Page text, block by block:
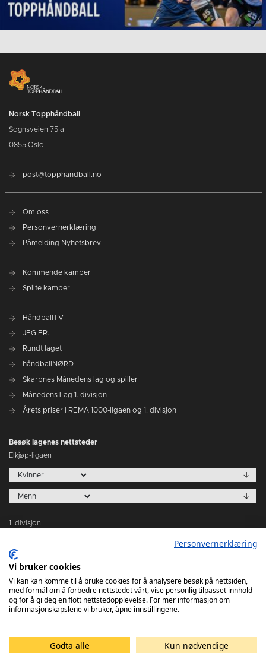
Norsk Topphåndball
Sognsveien 75 a
0855 Oslo
post@topphandball.no
Om oss
Personvernerklæring
Påmelding Nyhetsbrev
Kommende kamper
Spilte kamper
HåndballTV
JEG ER...
Rundt laget
håndballNØRD
Skarpnes Månedens lag og spiller
Månedens Lag 1. divisjon
Årets priser i REMA 1000-ligaen og 1. divisjon
Besøk lagenes nettsteder
Elkjøp-ligaen
1. divisjon
Tabeller
Personvernerklæring
Vi bruker cookies
Vi kan kan komme til å bruke cookies for å analysere besøk på nettsiden,
med formål om å forbedre nettstedet vårt, vise personlig tilpasset innhold
og for å gi deg en flott nettstedopplevelse. For mer informasjon om
informasjonskapslene vi bruker, åpne innstillingene.
Godta alle Kun nødvendige